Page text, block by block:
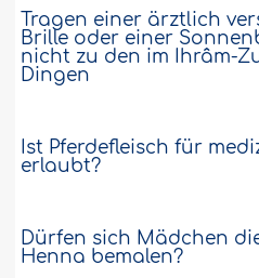
Tragen einer ärztlich
Brille oder einer
nicht zu den im Ihrâm-
Dingen
Ist Pferdefleisch für
erlaubt?
Dürfen sich Mädchen
Henna bemalen?